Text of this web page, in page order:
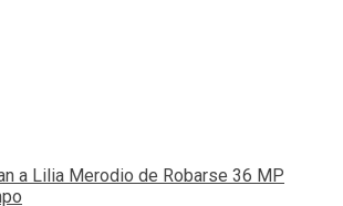
a Lilia Merodio de Robarse 36 MP